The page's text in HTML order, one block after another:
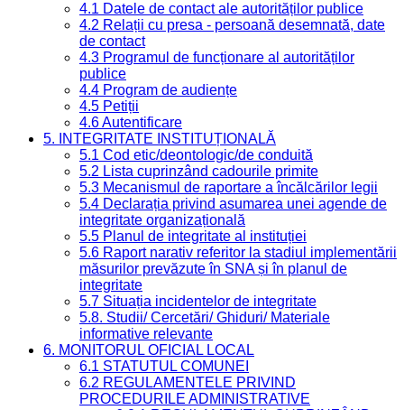
4.1 Datele de contact ale autorităților publice
4.2 Relații cu presa - persoană desemnată, date
de contact
4.3 Programul de funcționare al autorităților
publice
4.4 Program de audiențe
4.5 Petiții
4.6 Autentificare
5. INTEGRITATE INSTITUȚIONALĂ
5.1 Cod etic/deontologic/de conduită
5.2 Lista cuprinzând cadourile primite
5.3 Mecanismul de raportare a încălcărilor legii
5.4 Declarația privind asumarea unei agende de
integritate organizațională
5.5 Planul de integritate al instituției
5.6 Raport narativ referitor la stadiul implementării
măsurilor prevăzute în SNA și în planul de
integritate
5.7 Situația incidentelor de integritate
5.8. Studii/ Cercetări/ Ghiduri/ Materiale
informative relevante
6. MONITORUL OFICIAL LOCAL
6.1 STATUTUL COMUNEI
6.2 REGULAMENTELE PRIVIND
PROCEDURILE ADMINISTRATIVE